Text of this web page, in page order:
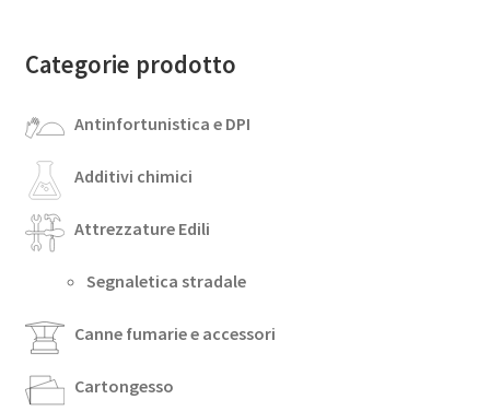
Categorie prodotto
Antinfortunistica e DPI
Additivi chimici
Attrezzature Edili
Segnaletica stradale
Canne fumarie e accessori
Cartongesso